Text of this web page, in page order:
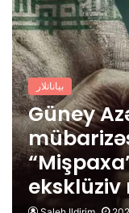
بیاناتلار
Güney